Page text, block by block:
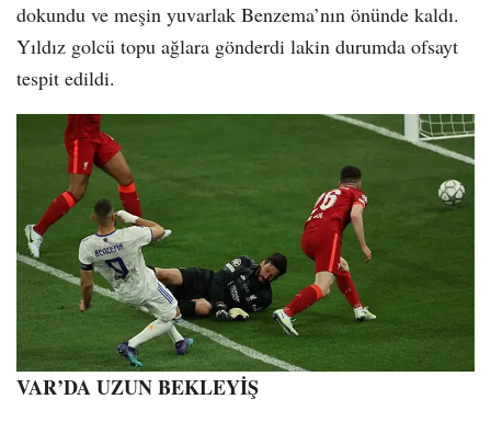
dokundu ve meşin yuvarlak Benzema’nın önünde kaldı.
Yıldız golcü topu ağlara gönderdi lakin durumda ofsayt
tespit edildi.
VAR’DA UZUN BEKLEYİŞ